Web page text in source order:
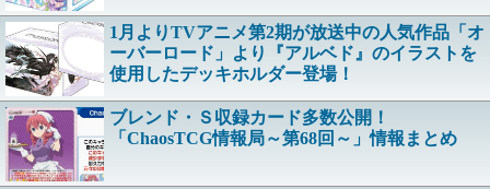
1月よりTVアニメ第2期が放送中の人気作品「オ
ーバーロード」より『アルベド』のイラストを
使用したデッキホルダー登場！
ブレンド・Ｓ収録カード多数公開！
「ChaosTCG情報局～第68回～」情報まとめ